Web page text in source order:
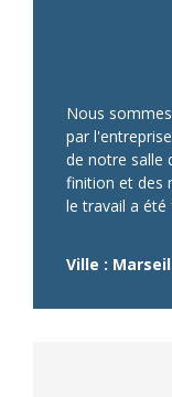
Nous
par
de notre salle
finition et des
le travail a
Ville :